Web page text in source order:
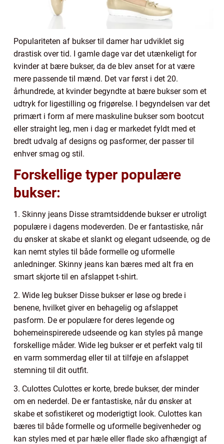
Populariteten af bukser til damer har udviklet sig
drastisk over tid. I gamle dage var det utænkeligt for
kvinder at bære bukser, da de blev anset for at være
mere passende til mænd. Det var først i det 20.
århundrede, at kvinder begyndte at bære bukser som et
udtryk for ligestilling og frigørelse. I begyndelsen var det
primært i form af mere maskuline bukser som bootcut
eller straight leg, men i dag er markedet fyldt med et
bredt udvalg af designs og pasformer, der passer til
enhver smag og stil.
Forskellige typer populære
bukser:
1. Skinny jeans Disse stramtsiddende bukser er utroligt
populære i dagens modeverden. De er fantastiske, når
du ønsker at skabe et slankt og elegant udseende, og de
kan nemt styles til både formelle og uformelle
anledninger. Skinny jeans kan bæres med alt fra en
smart skjorte til en afslappet t-shirt.
2. Wide leg bukser Disse bukser er løse og brede i
benene, hvilket giver en behagelig og afslappet
pasform. De er populære for deres legende og
bohemeinspirerede udseende og kan styles på mange
forskellige måder. Wide leg bukser er et perfekt valg til
en varm sommerdag eller til at tilføje en afslappet
stemning til dit outfit.
3. Culottes Culottes er korte, brede bukser, der minder
om en nederdel. De er fantastiske, når du ønsker at
skabe et sofistikeret og moderigtigt look. Culottes kan
bæres til både formelle og uformelle begivenheder og
kan styles med et par hæle eller flade sko afhængigt af